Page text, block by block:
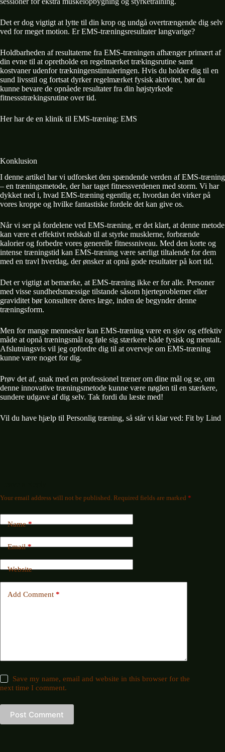
Det er dog vigtigt at lytte til din krop og undgå overtrængende dig selv
ved for meget motion. Er EMS-træningsresultater langvarige?
Holdbarheden af resultaterne fra EMS-træningen afhænger primært af
din evne til at opretholde en regelmærket trækingsrutine samt
kostvaner udenfor trækningenstimuleringen. Hvis du holder dig til en
sund livsstil og fortsat dyrker regelmærket fysisk aktivitet, bør du
kunne bevare de opnåede resultater fra din højstyrkede
fitnessstrækingsrutine over tid.
Her har de en klinik til EMS-træning: EMS
Konklusion
I denne artikel har vi udforsket den spændende verden af EMS-træning
– en træningsmetode, der har taget fitnessverdenen med storm. Vi har
dykket ned i, hvad EMS-træning egentlig er, hvordan det virker på
vores kroppe og hvilke fantastiske fordele det kan give os.
Når vi ser på fordelene ved EMS-træning, er det klart, at denne metode
kan være et effektivt redskab til at styrke musklerne, forbrænde
kalorier og forbedre vores generelle fitnessniveau. Med den korte og
intense træningstid kan EMS-træning være særligt tiltalende for dem
med en travl hverdag, der ønsker at opnå gode resultater på kort tid.
Det er vigtigt at bemærke, at EMS-træning ikke er for alle. Personer
med visse sundhedsmæssige tilstande såsom hjerteproblemer eller
graviditet bør konsultere deres læge, inden de begynder denne
træningsform.
Men for mange mennesker kan EMS-træning være en sjov og effektiv
måde at opnå træningsmål og føle sig stærkere både fysisk og mentalt.
Afslutningsvis vil jeg opfordre dig til at overveje om EMS-træning
kunne være noget for dig.
Prøv det af, snak med en professionel træner om dine mål og se, om
denne innovative træningsmetode kunne være nøglen til en stærkere,
sundere udgave af dig selv. Tak fordi du læste med!
Vil du have hjælp til Personlig træning, så står vi klar ved: Fit by Lind
Your email address will not be published. Required fields are marked *
Name*
Email*
Website
Add Comment *
Save my name, email and website in this browser for the
next time I comment.
Post Comment